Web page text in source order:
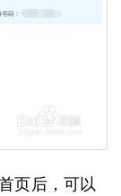
页后，可以